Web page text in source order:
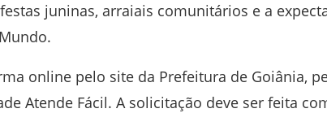
juninas, arraiais comunitários e a
online pelo site da Prefeitura de Goiânia,
Atende Fácil. A solicitação deve ser feita